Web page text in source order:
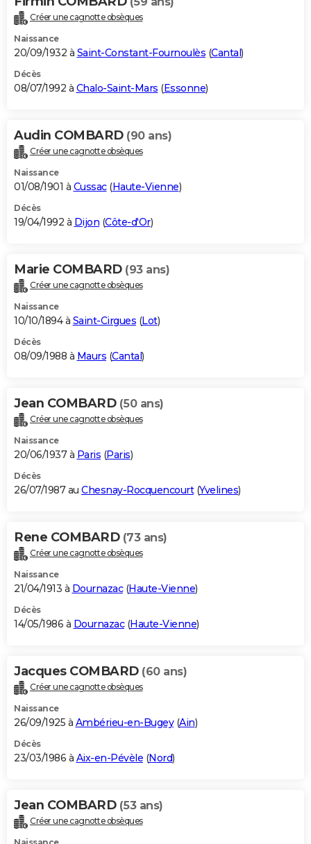
Créer une cagnotte obsèques
Naissance
20/09/1932 à Saint-Constant-Fournoulès (Cantal)
Décès
08/07/1992 à Chalo-Saint-Mars (Essonne)
Audin COMBARD (90 ans)
Créer une cagnotte obsèques
Naissance
01/08/1901 à Cussac(Haute-Vienne)
Décès
19/04/1992 à Dijon (Côte-d'Or)
Marie COMBARD (93 ans)
Créer une cagnotte obsèques
Naissance
10/10/1894 à Saint-Cirgues (Lot)
Décès
08/09/1988 à Maurs (Cantal)
Jean COMBARD (50 ans)
Créer une cagnotte obsèques
Naissance
20/06/1937 à Paris (Paris)
Décès
26/07/1987 au Chesnay-Rocquencourt(Yvelines)
Rene COMBARD (73 ans)
Créer une cagnotte obsèques
Naissance
21/04/1913 à Dournazac(Haute-Vienne)
Décès
14/05/1986 à Dournazac(Haute-Vienne)
Jacques COMBARD (60 ans)
Créer une cagnotte obsèques
Naissance
26/09/1925 à Ambérieu-en-Bugey(Ain)
Décès
23/03/1986 à Aix-en-Pévèle (Nord)
Jean COMBARD (53 ans)
Créer une cagnotte obsèques